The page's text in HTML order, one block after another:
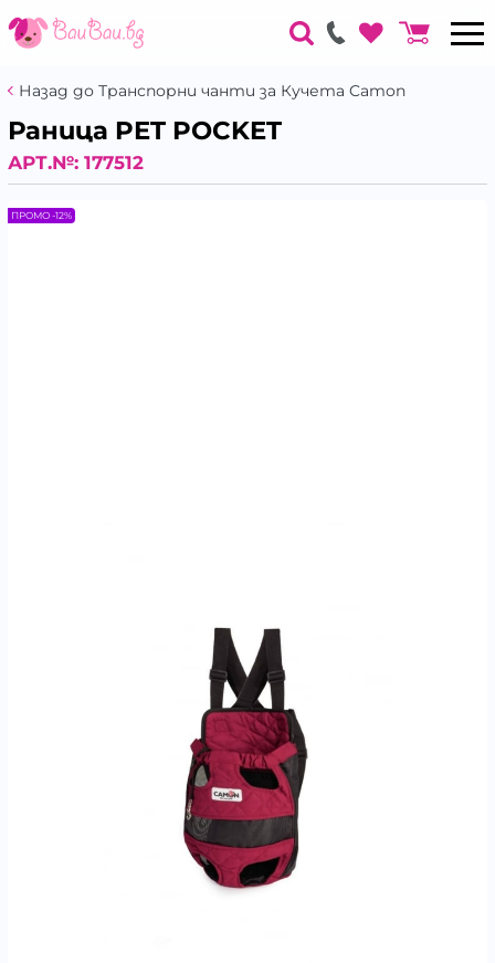
Назад до Транспорни чанти за Кучета Camon
Раница PET POCKET
АРТ.№: 177512
ПРОМО -12%